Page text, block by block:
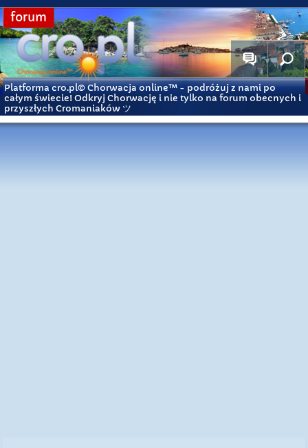
forum
Platforma cro.pl© Chorwacja online™ - podróżuj z nami po
całym świecie! Odkryj Chorwację i nie tylko na forum obecnych i
przyszłych Cromaniaków ツ